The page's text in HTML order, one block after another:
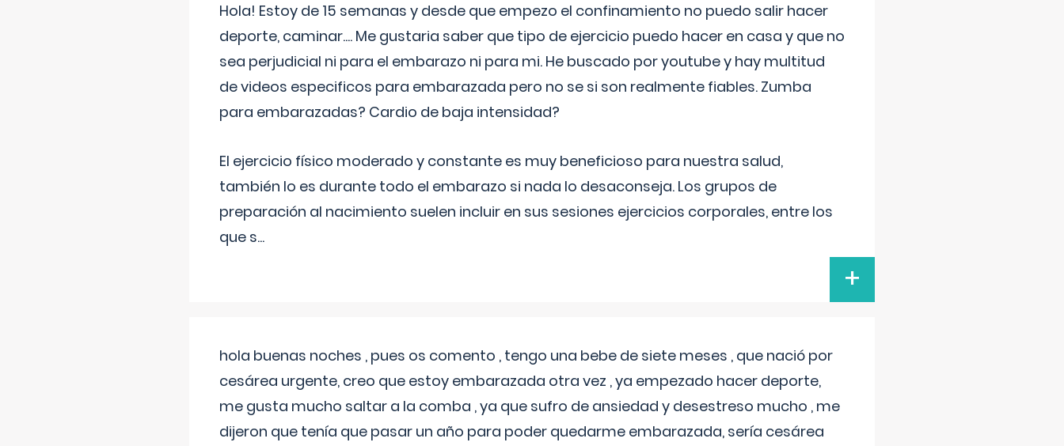
Hola! Estoy de 15 semanas y desde que empezo el confinamiento no puedo salir hacer
deporte, caminar.... Me gustaria saber que tipo de ejercicio puedo hacer en casa y que no
sea perjudicial ni para el embarazo ni para mi. He buscado por youtube y hay multitud
de videos especificos para embarazada pero no se si son realmente fiables. Zumba
para embarazadas? Cardio de baja intensidad?
El ejercicio físico moderado y constante es muy beneficioso para nuestra salud,
también lo es durante todo el embarazo si nada lo desaconseja. Los grupos de
preparación al nacimiento suelen incluir en sus sesiones ejercicios corporales, entre los
que s...
+
hola buenas noches , pues os comento , tengo una bebe de siete meses , que nació por
cesárea urgente, creo que estoy embarazada otra vez , ya empezado hacer deporte,
me gusta mucho saltar a la comba , ya que sufro de ansiedad y desestreso mucho , me
dijeron que tenía que pasar un año para poder quedarme embarazada, sería cesárea